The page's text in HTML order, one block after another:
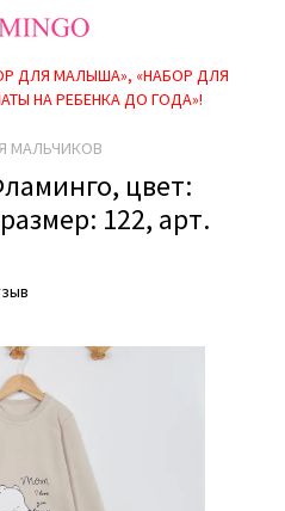
ДЛЯ МАЛЫША», «НАБОР ДЛЯ
НА РЕБEНКА ДО ГОДА»!
МАЛЬЧИКОВ
цвет:
122, арт.